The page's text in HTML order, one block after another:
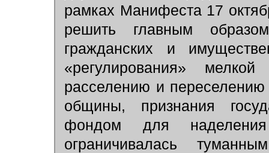
рамках Манифеста 17
решить главным
гражданских и
«регулирования»
расселению и переселению
общины, признания
фондом для
ограничивалась